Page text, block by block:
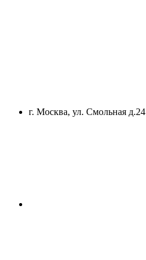
г. Москва, ул. Смольная д.24